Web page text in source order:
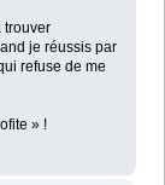
trouver
je réussis par
refuse de me
» !